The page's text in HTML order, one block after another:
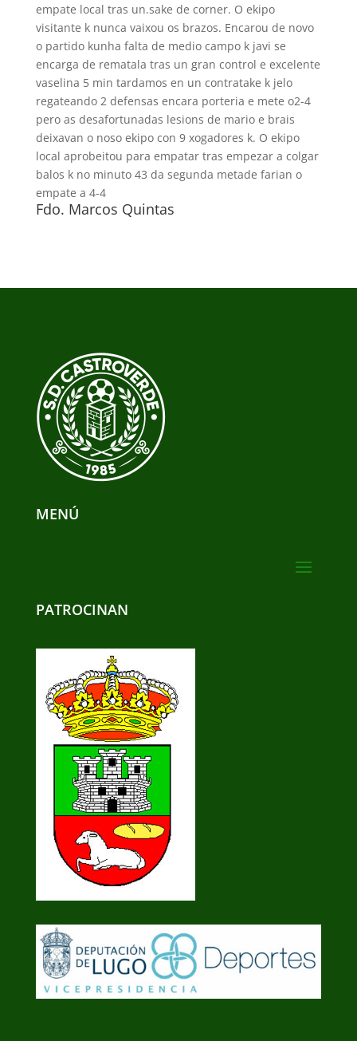
empate local tras un.sake de corner. O ekipo
visitante k nunca vaixou os brazos. Encarou de novo
o partido kunha falta de medio campo k javi se
encarga de rematala tras un gran control e excelente
vaselina 5 min tardamos en un contratake k jelo
regateando 2 defensas encara porteria e mete o2-4
pero as desafortunadas lesions de mario e brais
deixavan o noso ekipo con 9 xogadores k. O ekipo
local aprobeitou para empatar tras empezar a colgar
balos k no minuto 43 da segunda metade farian o
empate a 4-4
Fdo. Marcos Quintas
MENÚ
PATROCINAN